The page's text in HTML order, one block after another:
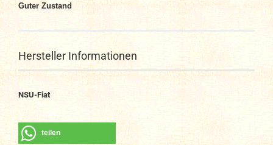
Guter Zustand
Hersteller Informationen
NSU-Fiat
teilen